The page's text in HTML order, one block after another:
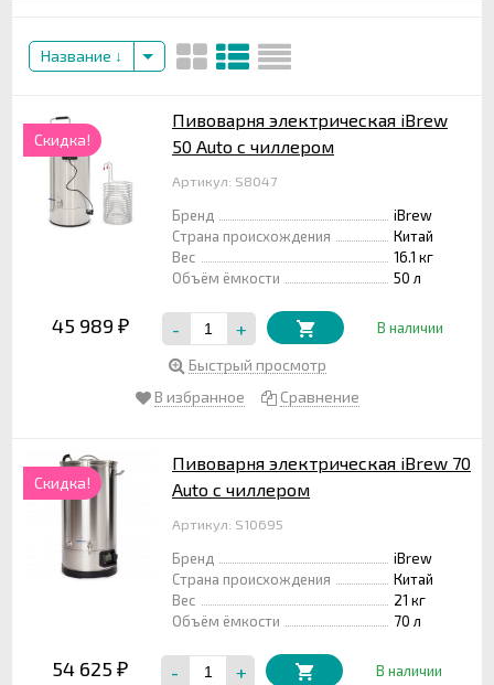
Название
Скидка!
Пивоварня электрическая iBrew
50 Auto с чиллером
Артикул: S8047
Бренд
iBrew
Страна происхождения
Китай
Вес
16.1 кг
Объём ёмкости
50 л
45 989 ₽ - + В наличии
Быстрый просмотр
В избранное
Сравнение
Скидка!
Пивоварня электрическая iBrew 70
Auto с чиллером
Артикул: S10695
Бренд
iBrew
Страна происхождения
Китай
Вес
21 кг
Объём ёмкости
70 л
54 625 ₽ - + В наличии